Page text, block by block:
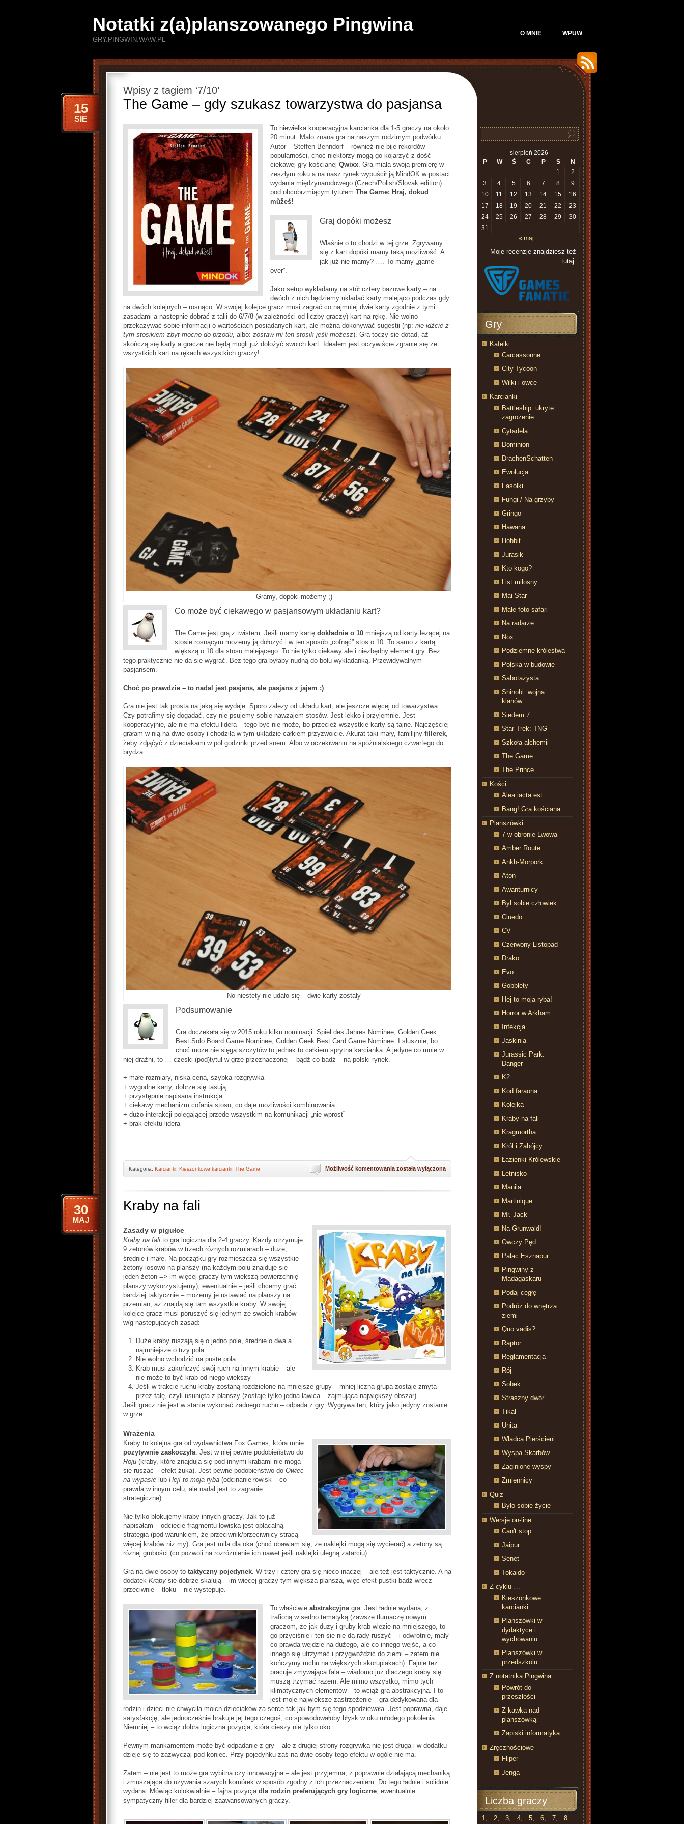
Notatki z(a)planszowanego Pingwina
GRY.PINGWIN.WAW.PL
O MNIE WPUW
Wpisy z tagiem ‘7/10’
The Game – gdy szukasz towarzystwa do pasjansa
15
SIE
To niewielka kooperacyjna karcianka dla 1-5 graczy na około
20 minut. Mało znana gra na naszym rodzimym podwórku.
Autor – Steffen Benndorf – również nie bije rekordów
popularności, choć niektórzy mogą go kojarzyć z dość
ciekawej gry kościanej Qwixx. Gra miała swoją premierę w
zeszłym roku a na nasz rynek wypuścił ją MindOK w postaci
wydania międzynarodowego (Czech/Polish/Slovak edition)
pod obcobrzmiącym tytułem The Game: Hraj, dokud
můžeš!
Graj dopóki możesz
Właśnie o to chodzi w tej grze. Zgrywamy
się z kart dopóki mamy taką możliwość. A
jak już nie mamy? …. To mamy „game
over”.
Jako setup wykładamy na stół cztery bazowe karty – na
dwóch z nich będziemy układać karty malejąco podczas gdy
na dwóch kolejnych – rosnąco. W swojej kolejce gracz musi zagrać co najmniej dwie karty zgodnie z tymi
zasadami a następnie dobrać z talii do 6/7/8 (w zależności od liczby graczy) kart na rękę. Nie wolno
przekazywać sobie informacji o wartościach posiadanych kart, ale można dokonywać sugestii (np: nie idźcie z
tym stosikiem zbyt mocno do przodu, albo: zostaw mi ten stosik jeśli możesz). Gra toczy się dotąd, aż
skończą się karty a gracze nie będą mogli już dołożyć swoich kart. Ideałem jest oczywiście zgranie się ze
wszystkich kart na rękach wszystkich graczy!
Gramy, dopóki możemy ;)
Co może być ciekawego w pasjansowym układaniu kart?
The Game jest grą z twistem. Jeśli mamy kartę dokładnie o 10 mniejszą od karty leżącej na
stosie rosnącym możemy ją dołożyć i w ten sposób „cofnąć” stos o 10. To samo z kartą
większą o 10 dla stosu malejącego. To nie tylko ciekawy ale i niezbędny element gry. Bez
tego praktycznie nie da się wygrać. Bez tego gra byłaby nudną do bólu wykładanką. Przewidywalnym
pasjansem.
Choć po prawdzie – to nadal jest pasjans, ale pasjans z jajem ;)
Gra nie jest tak prosta na jaką się wydaje. Sporo zależy od układu kart, ale jeszcze więcej od towarzystwa.
Czy potrafimy się dogadać, czy nie psujemy sobie nawzajem stosów. Jest lekko i przyjemnie. Jest
kooperacyjnie, ale nie ma efektu lidera – tego być nie może, bo przecież wszystkie karty są tajne. Najczęściej
grałam w nią na dwie osoby i chodziła w tym układzie całkiem przyzwoicie. Akurat taki mały, familijny fillerek,
żeby zdjąćyć z dzieciakami w pół godzinki przed snem. Albo w oczekiwaniu na spóźnialskiego czwartego do
brydża.
No niestety nie udało się – dwie karty zostały
Podsumowanie
Gra doczekała się w 2015 roku kilku nominacji: Spiel des Jahres Nominee, Golden Geek
Best Solo Board Game Nominee, Golden Geek Best Card Game Nominee. I słusznie, bo
choć może nie sięga szczytów to jednak to całkiem sprytna karcianka. A jedyne co mnie w
niej drażni, to … czeski (pod)tytuł w grze przeznaczonej – bądź co bądź – na polski rynek.
+ małe rozmiary, niska cena, szybka rozgrywka
+ wygodne karty, dobrze się tasują
+ przystępnie napisana instrukcja
+ ciekawy mechanizm cofania stosu, co daje możliwości kombinowania
+ dużo interakcji polegającej przede wszystkim na komunikacji „nie wprost”
+ brak efektu lidera
Możliwość komentowania The
gdy
została wyłączona
Kategoria: Karcianki Kieszonkowe karcianki The Game
Kraby na fali
30
MAJ
Zasady w pigułce
Kraby na fali to gra logiczna dla 2-4 graczy. Każdy otrzymuje
9 żetonów krabów w trzech różnych rozmiarach – duże,
średnie i małe. Na początku gry rozmieszcza się wszystkie
żetony losowo na planszy (na każdym polu znajduje się
jeden żeton => im więcej graczy tym większą powierzchnię
planszy wykorzystujemy), ewentualnie – jeśli chcemy grać
bardziej taktycznie – możemy je ustawiać na planszy na
przemian, aż znajdą się tam wszystkie kraby. W swojej
kolejce gracz musi poruszyć się jednym ze swoich krabów
w/g następujących zasad:
Duże kraby ruszają się o jedno pole, średnie o dwa a
najmniejsze o trzy pola.
Nie wolno wchodzić na puste pola
Krab musi zakończyć swój ruch na innym krabie – ale
nie może to być krab od niego większy
Jeśli w trakcie ruchu kraby zostaną rozdzielone na mniejsze grupy – mniej liczna grupa zostaje zmyta
przez falę, czyli usunięta z planszy (zostaje tylko jedna ławica – zajmująca największy obszar).
Jeśli gracz nie jest w stanie wykonać żadnego ruchu – odpada z gry. Wygrywa ten, który jako jedyny zostanie
w grze.
Wrażenia
Kraby to kolejna gra od wydawnictwa Fox Games, która mnie
pozytywnie zaskoczyła. Jest w niej pewne podobieństwo do
Roju (kraby, które znajdują się pod innymi krabami nie mogą
się ruszać – efekt żuka). Jest pewne podobieństwo do Owiec
na wypasie lub Hej! to moja ryba (odcinanie łowisk – co
prawda w innym celu, ale nadal jest to zagranie
strategiczne).
Nie tylko blokujemy kraby innych graczy. Jak to już
napisałam – odcięcie fragmentu łowiska jest opłacalną
strategią (pod warunkiem, że przeciwnik/przeciwnicy stracą
więcej krabów niż my). Gra jest miła dla oka (choć obawiam się, że naklejki mogą się wycierać) a żetony są
różnej grubości (co pozwoli na rozróżnienie ich nawet jeśli naklejki ulegną zatarciu).
Gra na dwie osoby to taktyczny pojedynek. W trzy i cztery gra się nieco inaczej – ale też jest taktycznie. A na
dodatek Kraby się dobrze skalują – im więcej graczy tym większa plansza, więc efekt pustki bądź wręcz
przeciwnie – tłoku – nie występuje.
To właściwie abstrakcyjnagra. Jest ładnie wydana, z
trafioną w sedno tematyką (zawsze tłumaczę nowym
graczom, że jak duży i gruby krab wlezie na mniejszego, to
go przyciśnie i ten się nie da rady ruszyć – i odwrotnie, mały
co prawda wejdzie na dużego, ale co innego wejść, a co
innego się utrzymać i przygwoździć do ziemi – zatem nie
kończymy ruchu na większych skorupiakach). Fajnie też
pracuje zmywająca fala – wiadomo już dlaczego kraby się
muszą trzymać razem. Ale mimo wszystko, mimo tych
klimatycznych elementów – to wciąż gra abstrakcyjna. I to
jest moje największe zastrzeżenie – gra dedykowana dla
rodzin i dzieci nie chwyciła moich dzieciaków za serce tak jak bym się tego spodziewała. Jest poprawna, daje
satysfakcję, ale jednocześnie brakuje jej tego czegoś, co spowodowałoby błysk w oku młodego pokolenia.
Niemniej – to wciąż dobra logiczna pozycja, która cieszy nie tylko oko.
Pewnym mankamentem może być odpadanie z gry – ale z drugiej strony rozgrywka nie jest długa i w dodatku
dzieje się to zazwyczaj pod koniec. Przy pojedynku zaś na dwie osoby tego efektu w ogóle nie ma.
Zatem – nie jest to może gra wybitna czy innowacyjna – ale jest przyjemna, z poprawnie działającą mechaniką
i zmuszająca do używania szarych komórek w sposób zgodny z ich przeznaczeniem. Do tego ładnie i solidnie
wydana. Mówiąc kolokwialnie – fajna pozycjadla rodzin preferujących gry logiczne, ewentualnie
sympatyczny filler dla bardziej zaawansowanych graczy.
sierpień 2026
P
W Ś C P S
N
1
2
3
4 5 6 7 8
9
10
11 12 13 14 15
16
17
18 19 20 21 22
23
24
25 26 27 28 29
30
31
« maj
Moje recenzje znajdziesz też
tutaj:
Gry
Kafelki
Carcassonne
City Tycoon
Wilki i owce
Karcianki
Battleship: ukryte
zagrożenie
Cytadela
Dominion
DrachenSchatten
Ewolucja
Fasolki
Fungi / Na grzyby
Gringo
Hawana
Hobbit
Jurasik
Kto kogo?
List miłosny
Mai-Star
Małe foto safari
Na radarze
Nox
Podziemne królestwa
Polska w budowie
Sabotażysta
Shinobi: wojna
klanów
Siedem 7
Star Trek: TNG
Szkoła alchemii
The Game
The Prince
Kości
Alea iacta est
Bang! Gra kościana
Planszówki
7 w obronie Lwowa
Amber Route
Ankh-Morpork
Aton
Awanturnicy
Był sobie człowiek
Cluedo
CV
Czerwony Listopad
Drako
Evo
Gobblety
Hej to moja ryba!
Horror w Arkham
Infekcja
Jaskinia
Jurassic Park:
Danger
K2
Kod faraona
Kolejka
Kraby na fali
Kragmortha
Król i Zabójcy
Łazienki Królewskie
Letnisko
Manila
Martinique
Mr. Jack
Na Grunwald!
Owczy Pęd
Pałac Esznapur
Pingwiny z
Madagaskaru
Podaj cegłę
Podróż do wnętrza
ziemi
Quo vadis?
Raptor
Reglamentacja
Rój
Sobek
Straszny dwór
Tikal
Unita
Władca Pierścieni
Wyspa Skarbów
Zaginione wyspy
Zmiennicy
Quiz
Było sobie życie
Wersje on-line
Can't stop
Jaipur
Senet
Tokaido
Z cyklu …
Kieszonkowe
karcianki
Planszówki w
dydaktyce i
wychowaniu
Planszówki w
przedszkolu
Z notatnika Pingwina
Powrót do
przeszłości
Z kawką nad
planszówką
Zapiski informatyka
Zręcznościowe
Fliper
Jenga
Liczba graczy
1, 2, 3, 4, 5, 6, 7, 8